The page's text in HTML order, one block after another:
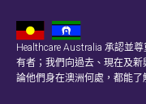
Healthcare Australia 承認並
有者；我們向過去、現在及
論他們身在澳洲何處，都能